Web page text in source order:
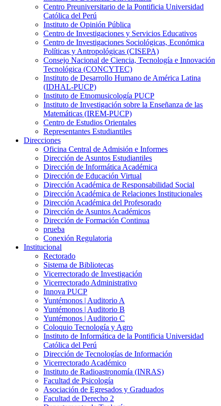
Centro Preuniversitario de la Pontificia Universidad
Católica del Perú
Instituto de Opinión Pública
Centro de Investigaciones y Servicios Educativos
Centro de Investigaciones Sociológicas, Económica
Políticas y Antropológicas (CISEPA)
Consejo Nacional de Ciencia, Tecnología e Innovación
Tecnológica (CONCYTEC)
Instituto de Desarrollo Humano de América Latina
(IDHAL-PUCP)
Instituto de Etnomusicología PUCP
Instituto de Investigación sobre la Enseñanza de las
Matemáticas (IREM-PUCP)
Centro de Estudios Orientales
Representantes Estudiantiles
Direcciones
Oficina Central de Admisión e Informes
Dirección de Asuntos Estudiantiles
Dirección de Informática Académica
Dirección de Educación Virtual
Dirección Académica de Responsabilidad Social
Dirección Académica de Relaciones Institucionales
Dirección Académica del Profesorado
Dirección de Asuntos Académicos
Dirección de Formación Continua
prueba
Conexión Regulatoria
Institucional
Rectorado
Sistema de Bibliotecas
Vicerrectorado de Investigación
Vicerrectorado Administrativo
Innova PUCP
Yuntémonos | Auditorio A
Yuntémonos | Auditorio B
Yuntémonos | Auditorio C
Coloquio Tecnología y Agro
Instituto de Informática de la Pontificia Universidad
Católica del Perú
Dirección de Tecnologías de Información
Vicerrectorado Académico
Instituto de Radioastronomía (INRAS)
Facultad de Psicología
Asociación de Egresados y Graduados
Facultad de Derecho 2